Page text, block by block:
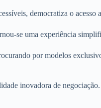
democratiza o
se uma experiência
por modelos
inovadora de negociação.